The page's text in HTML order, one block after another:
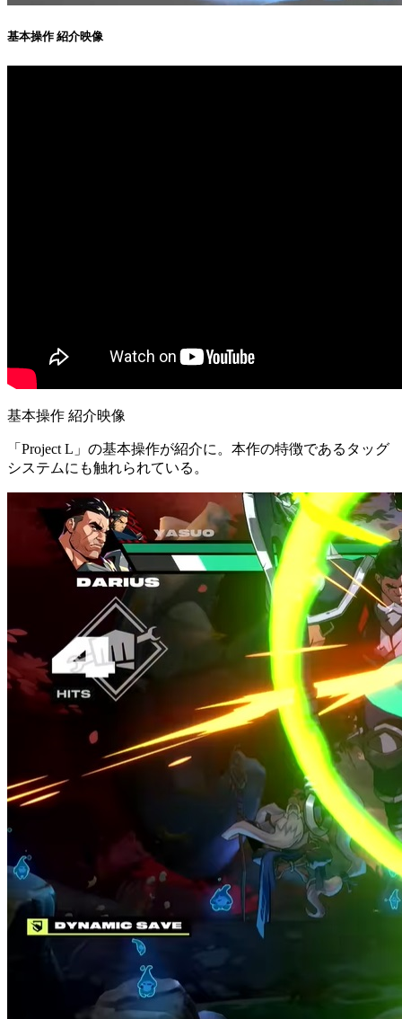
基本操作 紹介映像
基本操作 紹介映像
「Project L」の基本操作が紹介に。本作の特徴であるタッグ
システムにも触れられている。